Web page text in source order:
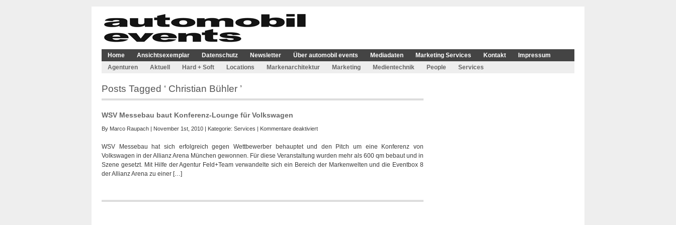
Home Ansichtsexemplar Datenschutz Newsletter Über automobil events Mediadaten Marketing Services Kontakt
Impressum
Agenturen
Aktuell Hard + Soft Locations Markenarchitektur Marketing Medientechnik People Services
Posts Tagged ‘ Christian Bühler ’
WSV Messebau baut Konferenz-Lounge für Volkswagen
By Marco Raupach | November 1st, 2010 | Kategorie: Services | Kommentare deaktiviertfür
Messebau
baut
Konferenz-
WSV Messebau hat sich erfolgreich gegen Wettbewerber behauptet und den Pitch um eine Konferenz von
Volkswagen in der Allianz Arena München gewonnen. Für diese Veranstaltung wurden mehr als 600 qm bebaut und in
Szene gesetzt. Mit Hilfe der Agentur Feld+Team verwandelte sich ein Bereich der Markenwelten und die Eventbox 8
der Allianz Arena zu einer […]